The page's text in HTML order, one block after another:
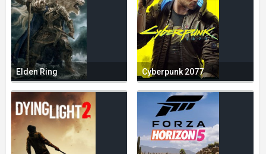
Elden Ring Cyberpunk 2077